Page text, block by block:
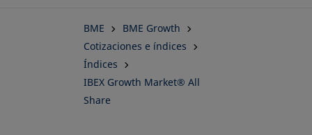
BME
BME Growth
Cotizaciones e índices
Índices
IBEX Growth Market® All
Share